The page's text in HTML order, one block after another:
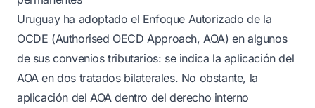
Uruguay ha adoptado el Enfoque Autorizado de la
OCDE (Authorised OECD Approach, AOA) en algunos
de sus convenios tributarios: se indica la aplicación del
AOA en dos tratados bilaterales. No obstante, la
aplicación del AOA dentro del derecho interno